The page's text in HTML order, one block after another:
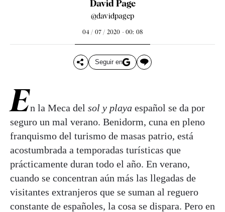
David Page
@davidpagep
04 / 07 / 2020 - 00: 08
Seguir en
En la Meca del sol y playa español se da por
seguro un mal verano. Benidorm, cuna en pleno
franquismo del turismo de masas patrio, está
acostumbrada a temporadas turísticas que
prácticamente duran todo el año. En verano,
cuando se concentran aún más las llegadas de
visitantes extranjeros que se suman al reguero
constante de españoles, la cosa se dispara. Pero en